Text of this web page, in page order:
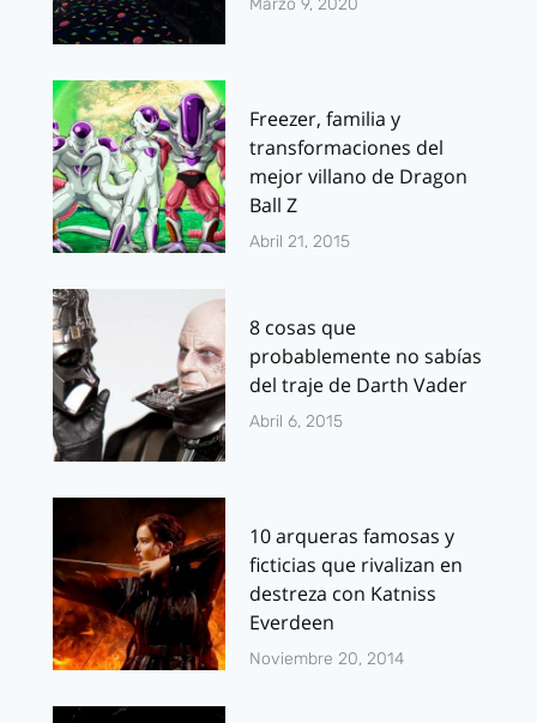
Freezer, familia y
transformaciones del
mejor villano de Dragon
Ball Z
Abril 21, 2015
8 cosas que
probablemente no sabías
del traje de Darth Vader
Abril 6, 2015
10 arqueras famosas y
ficticias que rivalizan en
destreza con Katniss
Everdeen
Noviembre 20, 2014